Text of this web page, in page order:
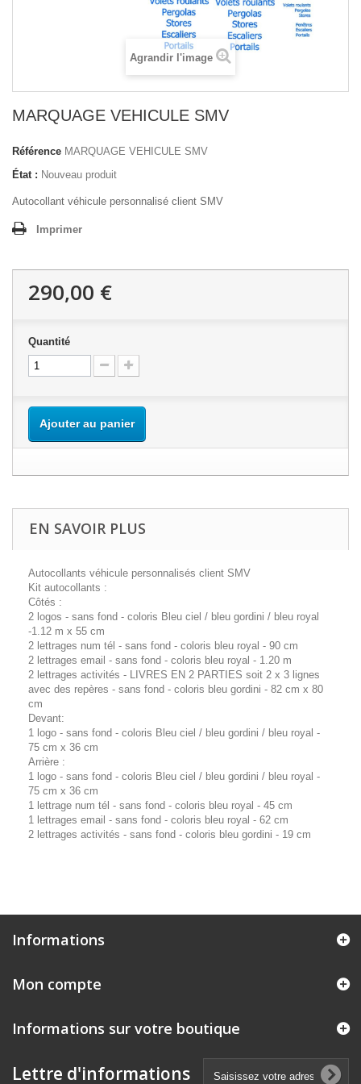
Agrandir l'image
MARQUAGE VEHICULE SMV
Référence MARQUAGE VEHICULE SMV
État : Nouveau produit
Autocollant véhicule personnalisé client SMV
Imprimer
290,00 €
Quantité
Ajouter au panier
EN SAVOIR PLUS
Autocollants véhicule personnalisés client SMV
Kit autocollants :
Côtés :
2 logos - sans fond - coloris Bleu ciel / bleu gordini / bleu royal
-1.12 m x 55 cm
2 lettrages num tél - sans fond - coloris bleu royal - 90 cm
2 lettrages email - sans fond - coloris bleu royal - 1.20 m
2 lettrages activités - LIVRES EN 2 PARTIES soit 2 x 3 lignes
avec des repères - sans fond - coloris bleu gordini - 82 cm x 80
cm
Devant:
1 logo - sans fond - coloris Bleu ciel / bleu gordini / bleu royal -
75 cm x 36 cm
Arrière :
1 logo - sans fond - coloris Bleu ciel / bleu gordini / bleu royal -
75 cm x 36 cm
1 lettrage num tél - sans fond - coloris bleu royal - 45 cm
1 lettrages email - sans fond - coloris bleu royal - 62 cm
2 lettrages activités - sans fond - coloris bleu gordini - 19 cm
Informations
Mon compte
Informations sur votre boutique
Lettre d'informations